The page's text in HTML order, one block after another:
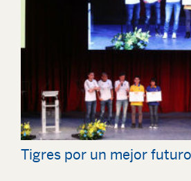
Tigres por un mejor futuro